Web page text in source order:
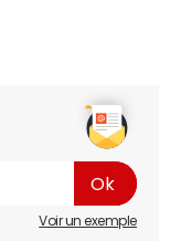
Voir un exemple